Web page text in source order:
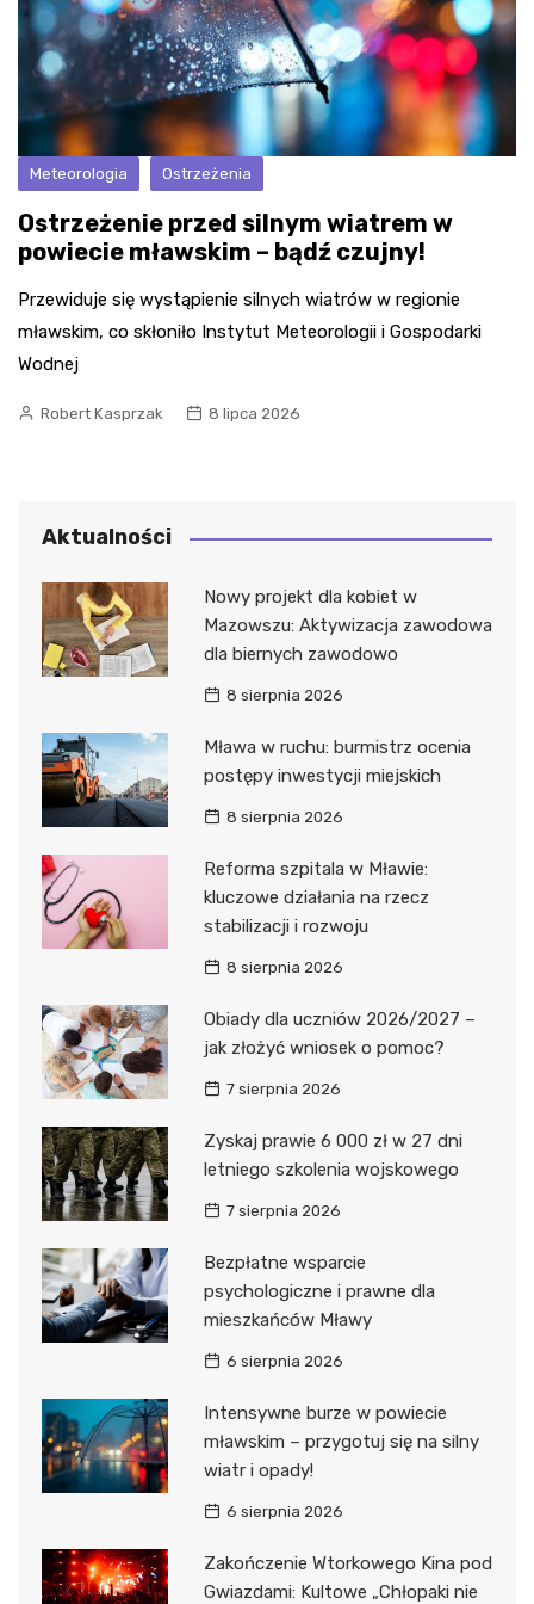
Meteorologia Ostrzeżenia
Ostrzeżenie przed silnym wiatrem w
powiecie mławskim – bądź czujny!
Przewiduje się wystąpienie silnych wiatrów w regionie
mławskim, co skłoniło Instytut Meteorologii i Gospodarki
Wodnej
Robert Kasprzak 8 lipca 2026
Aktualności
Nowy projekt dla kobiet w
Mazowszu: Aktywizacja zawodowa
dla biernych zawodowo
8 sierpnia 2026
Mława w ruchu: burmistrz ocenia
postępy inwestycji miejskich
8 sierpnia 2026
Reforma szpitala w Mławie:
kluczowe działania na rzecz
stabilizacji i rozwoju
8 sierpnia 2026
Obiady dla uczniów 2026/2027 –
jak złożyć wniosek o pomoc?
7 sierpnia 2026
Zyskaj prawie 6 000 zł w 27 dni
letniego szkolenia wojskowego
7 sierpnia 2026
Bezpłatne wsparcie
psychologiczne i prawne dla
mieszkańców Mławy
6 sierpnia 2026
Intensywne burze w powiecie
mławskim – przygotuj się na silny
wiatr i opady!
6 sierpnia 2026
Zakończenie Wtorkowego Kina pod
Gwiazdami: Kultowe „Chłopaki nie